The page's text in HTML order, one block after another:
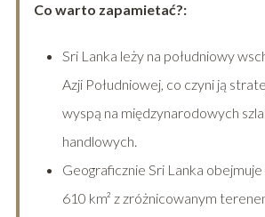
Co warto zapamietać?:
Sri Lanka leży na południowy
Azji Południowej, co czyni ją
wyspą na międzynarodowych
handlowych.
Geograficznie Sri Lanka
610 km² z zróżnicowanym